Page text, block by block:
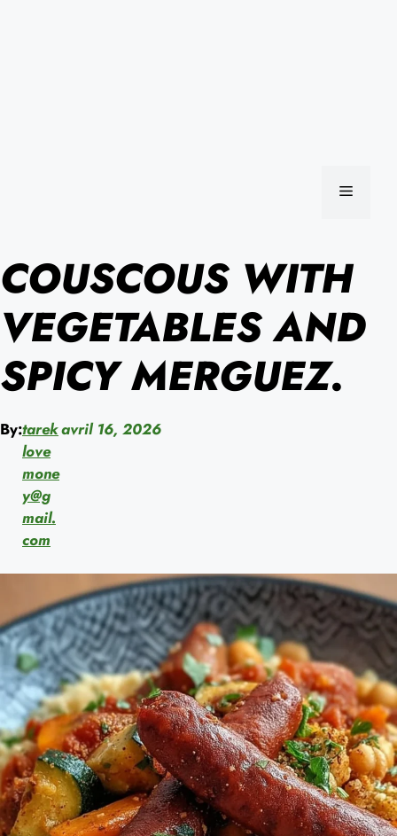
MENU
COUSCOUS WITH
VEGETABLES AND
SPICY MERGUEZ.
By:tarek
love
mone
y@g
mail.
com
avril 16, 2026